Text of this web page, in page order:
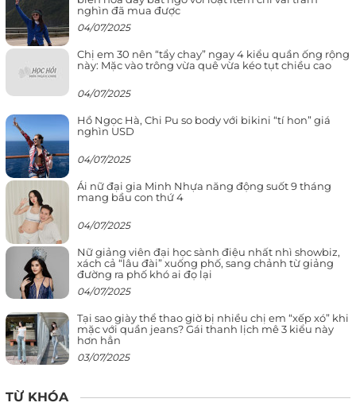
nghìn đã mua được
04/07/2025
Chị em 30 nên “tẩy chay” ngay 4 kiểu quần ống rộng
này: Mặc vào trông vừa quê vừa kéo tụt chiều cao
04/07/2025
Hồ Ngọc Hà, Chi Pu so body với bikini “tí hon” giá
nghìn USD
04/07/2025
Ái nữ đại gia Minh Nhựa năng động suốt 9 tháng
mang bầu con thứ 4
04/07/2025
Nữ giảng viên đại học sành điệu nhất nhì showbiz,
xách cả “lâu đài” xuống phố, sang chảnh từ giảng
đường ra phố khó ai đọ lại
04/07/2025
Tại sao giày thể thao giờ bị nhiều chị em “xếp xó” khi
mặc với quần jeans? Gái thanh lịch mê 3 kiểu này
hơn hẳn
03/07/2025
TỪ KHÓA